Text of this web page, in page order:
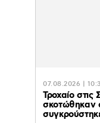
07.08.2026 |
Τροχαίο στις
σκοτώθηκαν